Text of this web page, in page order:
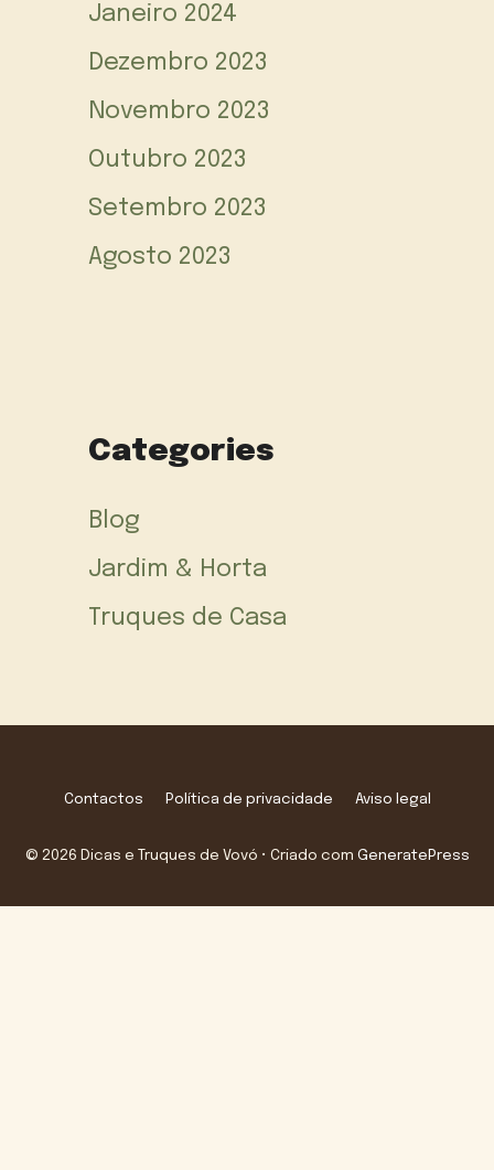
Janeiro 2024
Dezembro 2023
Novembro 2023
Outubro 2023
Setembro 2023
Agosto 2023
Categories
Blog
Jardim & Horta
Truques de Casa
Contactos Política de privacidade Aviso legal
© 2026 Dicas e Truques de Vovó • Criado com GeneratePress